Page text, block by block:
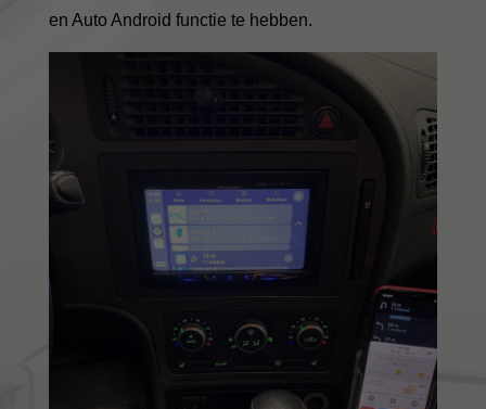
en Auto Android functie te hebben.